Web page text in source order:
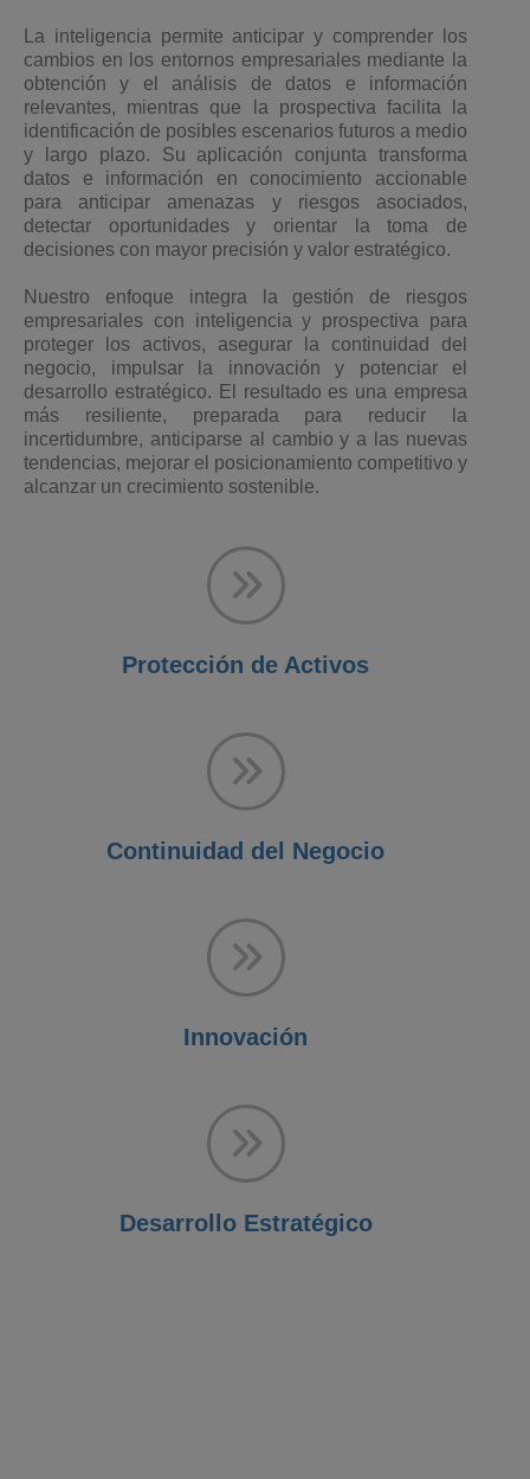
La inteligencia permite anticipar y comprender los
cambios en los entornos empresariales mediante la
obtención y el análisis de datos e información
relevantes, mientras que la prospectiva facilita la
identificación de posibles escenarios futuros a medio
y largo plazo. Su aplicación conjunta transforma
datos e información en conocimiento accionable
para anticipar amenazas y riesgos asociados,
detectar oportunidades y orientar la toma de
decisiones con mayor precisión y valor estratégico.
Nuestro enfoque integra la gestión de riesgos
empresariales con inteligencia y prospectiva para
proteger los activos, asegurar la continuidad del
negocio, impulsar la innovación y potenciar el
desarrollo estratégico. El resultado es una empresa
más resiliente, preparada para reducir la
incertidumbre, anticiparse al cambio y a las nuevas
tendencias, mejorar el posicionamiento competitivo y
alcanzar un crecimiento sostenible.
Protección de Activos
Continuidad del Negocio
Innovación
Desarrollo Estratégico